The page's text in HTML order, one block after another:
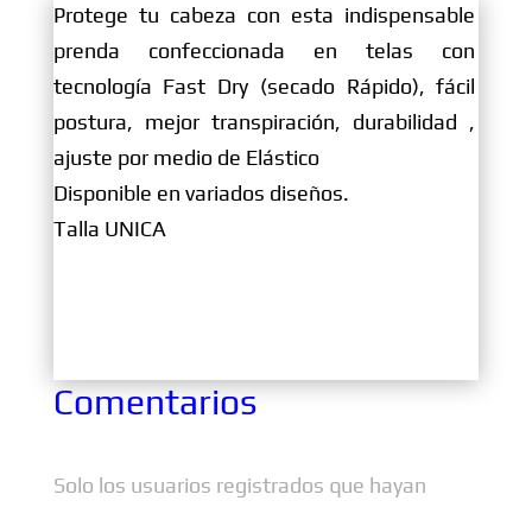
Protege tu cabeza con esta indispensable
prenda confeccionada en telas con
tecnología Fast Dry (secado Rápido), fácil
postura, mejor transpiración, durabilidad ,
ajuste por medio de Elástico
Disponible en variados diseños.
Talla UNICA
Comentarios
Solo los usuarios registrados que hayan